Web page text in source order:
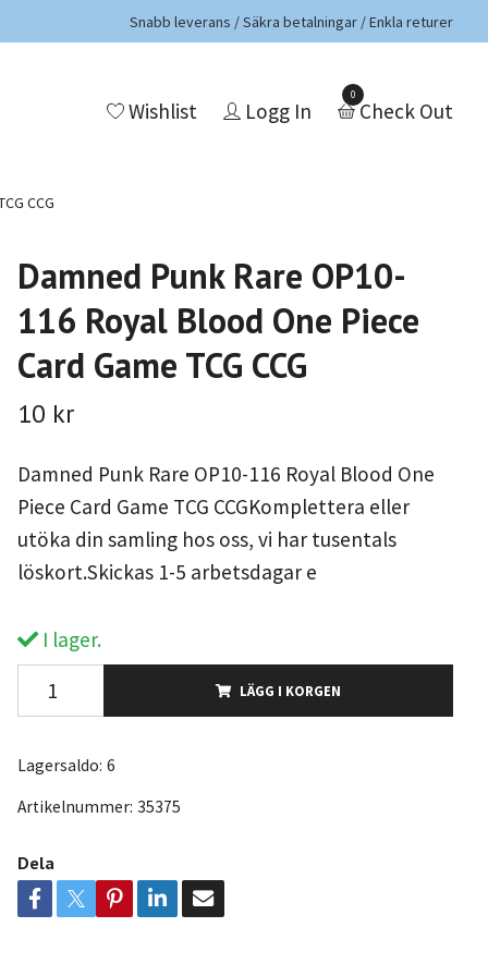
Snabb leverans / Säkra betalningar / Enkla returer
Wishlist Logg In
0
Check Out
CCG
Damned Punk Rare OP10-
116 Royal Blood One Piece
Card Game TCG CCG
10 kr
Damned Punk Rare OP10-116 Royal Blood One
Piece Card Game TCG CCGKomplettera eller
utöka din samling hos oss, vi har tusentals
löskort.Skickas 1-5 arbetsdagar e
I lager.
LÄGG I KORGEN
Lagersaldo: 6
Artikelnummer: 35375
Dela